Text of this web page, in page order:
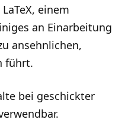
einem
an Einarbeitung
ansehnlichen,
führt.
bei geschickter